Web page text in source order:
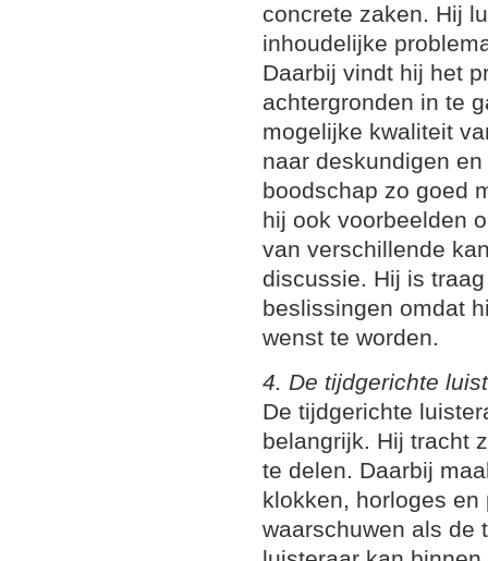
concrete zaken. Hij
inhoudelijke
Daarbij vindt hij het
achtergronden in te
mogelijke kwaliteit
naar deskundigen
boodschap zo goed
hij ook voorbeelden
van verschillende
discussie. Hij is
beslissingen omdat
wenst te worden.
4. De tijdgerichte
De tijdgerichte
belangrijk. Hij tracht
te delen. Daarbij
klokken, horloges en
waarschuwen als de